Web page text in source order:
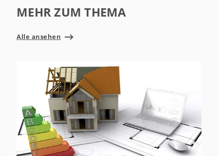
MEHR ZUM THEMA
Alle ansehen